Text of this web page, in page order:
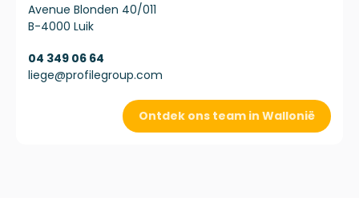
Avenue Blonden 40/011
B-4000 Luik
04 349 06 64
liege@profilegroup.com
Ontdek ons team in Wallonië